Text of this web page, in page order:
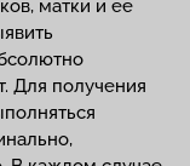
матки и ее
Для получения